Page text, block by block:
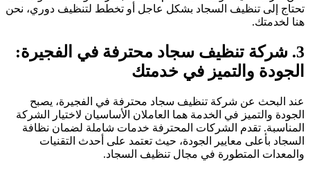
تحتاج إلى تنظيف السجاد بشكل عاجل أو تخطط لتنظيف دوري، نحن
هنا لخدمتك.
3. شركة تنظيف سجاد محترفة في الفجيرة:
الجودة والتميز في خدمتك
عند البحث عن شركة تنظيف سجاد محترفة في الفجيرة، يصبح
الجودة والتميز في الخدمة هما العاملان الأساسيان لاختيار الشركة
المناسبة. تقدم الشركات المحترفة خدمات شاملة لضمان نظافة
السجاد بأعلى معايير الجودة، حيث تعتمد على أحدث التقنيات
والمعدات المتطورة في مجال تنظيف السجاد.